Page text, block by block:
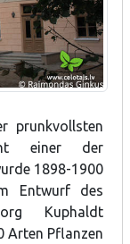
prunkvollsten
einer der
1898-1900
Entwurf des
Kuphaldt
Arten Pflanzen